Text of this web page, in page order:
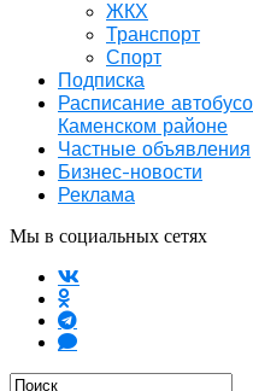
ЖКХ
Транспорт
Спорт
Подписка
Расписание
Каменском районе
Частные объявления
Бизнес-новости
Реклама
Мы в социальных сетях